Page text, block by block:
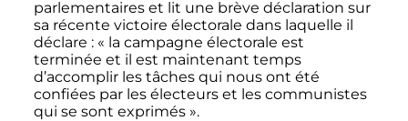
parlementaires et lit une brève déclaration sur
sa récente victoire électorale dans laquelle il
déclare : « la campagne électorale est
terminée et il est maintenant temps
d’accomplir les tâches qui nous ont été
confiées par les électeurs et les communistes
qui se sont exprimés ».